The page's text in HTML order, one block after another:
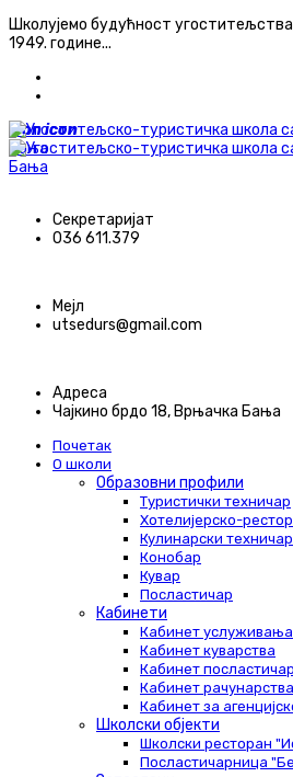
Школујемо будућност
1949. године...
iconicon
Секретаријат
036 611.379
Мејл
utsedurs@gmail.com
Адреса
Чајкино брдо 18, Врњачка Бања
Почетак
О школи
Образовни профили
Туристички техничар
Хотелијерско-
Кулинарски техничар
Конобар
Кувар
Посластичар
Кабинети
Кабинет услуживања
Кабинет куварства
Кабинет
Кабинет
Кабинет за
Школски објекти
Школски ресторан
Посластичарница